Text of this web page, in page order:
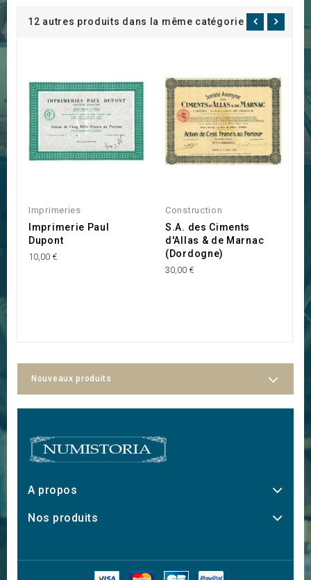
12 autres produits dans la même catégorie :
Imprimeries
Imprimerie Paul
Dupont
10,00 €
Construction
S.A. des Ciments
d'Allas & de Marnac
(Dordogne)
30,00 €
Nouveaux produits
A propos
Nos produits